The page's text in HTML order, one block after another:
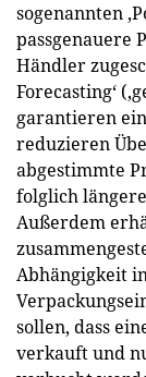
sogenannten
passgenauere
Händler
Forecasting‘
garantieren
reduzieren
abgestimmte
folglich
Außerdem
Abhängigkeit
sollen, dass
verkauft und